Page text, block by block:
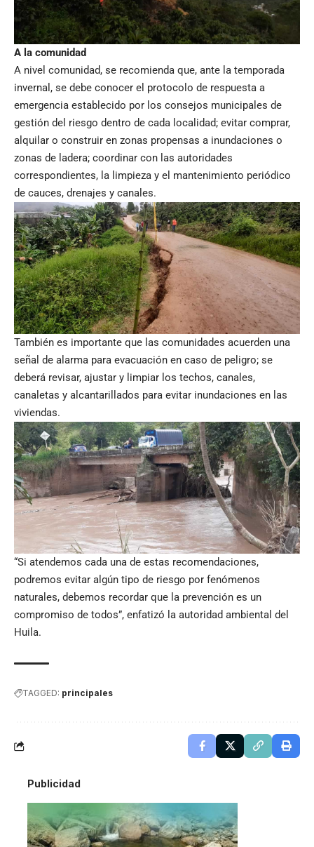
A la comunidad
A nivel comunidad, se recomienda que, ante la temporada
invernal, se debe conocer el protocolo de respuesta a
emergencia establecido por los consejos municipales de
gestión del riesgo dentro de cada localidad; evitar comprar,
alquilar o construir en zonas propensas a inundaciones o
zonas de ladera; coordinar con las autoridades
correspondientes, la limpieza y el mantenimiento periódico
de cauces, drenajes y canales.
También es importante que las comunidades acuerden una
señal de alarma para evacuación en caso de peligro; se
deberá revisar, ajustar y limpiar los techos, canales,
canaletas y alcantarillados para evitar inundaciones en las
viviendas.
“Si atendemos cada una de estas recomendaciones,
podremos evitar algún tipo de riesgo por fenómenos
naturales, debemos recordar que la prevención es un
compromiso de todos”, enfatizó la autoridad ambiental del
Huila.
TAGGED: principales
Publicidad